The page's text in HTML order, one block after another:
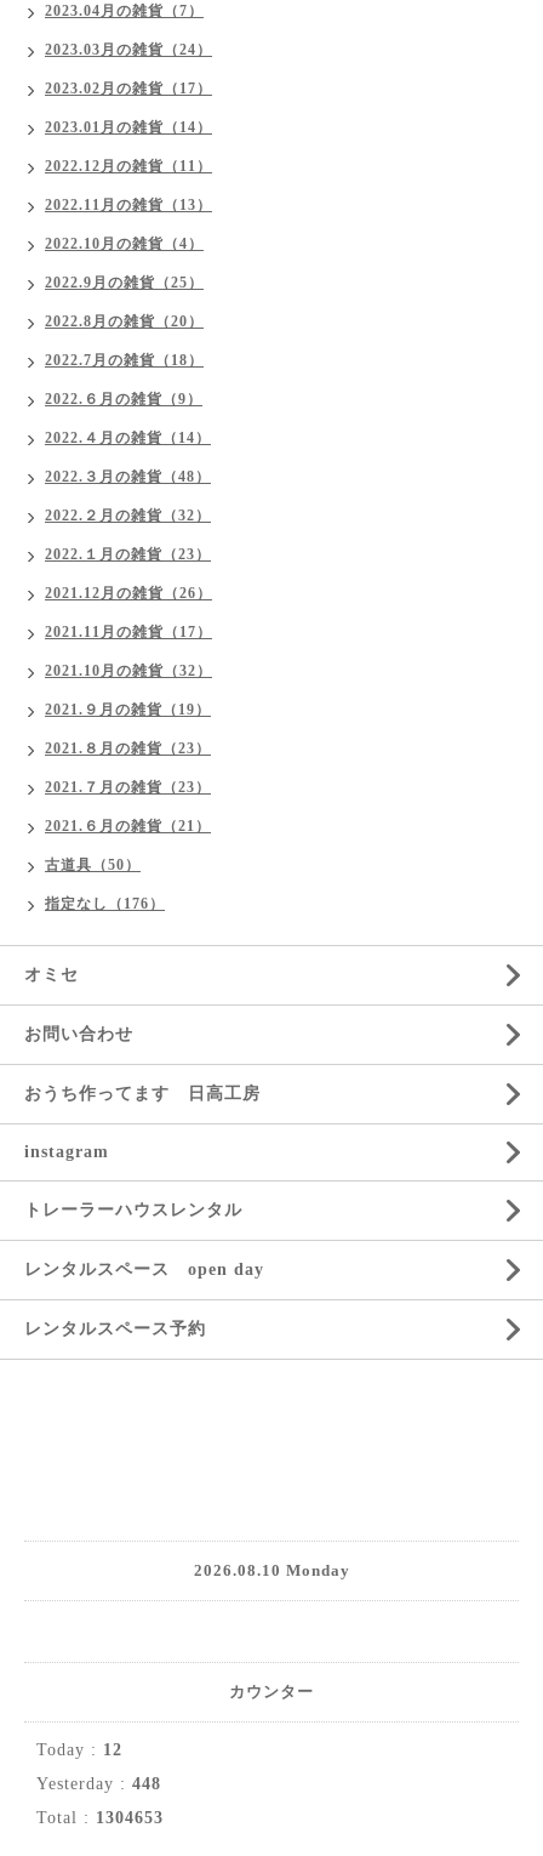
2023.04月の雑貨（7）
2023.03月の雑貨（24）
2023.02月の雑貨（17）
2023.01月の雑貨（14）
2022.12月の雑貨（11）
2022.11月の雑貨（13）
2022.10月の雑貨（4）
2022.9月の雑貨（25）
2022.8月の雑貨（20）
2022.7月の雑貨（18）
2022.６月の雑貨（9）
2022.４月の雑貨（14）
2022.３月の雑貨（48）
2022.２月の雑貨（32）
2022.１月の雑貨（23）
2021.12月の雑貨（26）
2021.11月の雑貨（17）
2021.10月の雑貨（32）
2021.９月の雑貨（19）
2021.８月の雑貨（23）
2021.７月の雑貨（23）
2021.６月の雑貨（21）
古道具（50）
指定なし（176）
オミセ
お問い合わせ
おうち作ってます 日高工房
instagram
トレーラーハウスレンタル
レンタルスペース open day
レンタルスペース予約
2026.08.10 Monday
カウンター
Today : 12
Yesterday : 448
Total : 1304653